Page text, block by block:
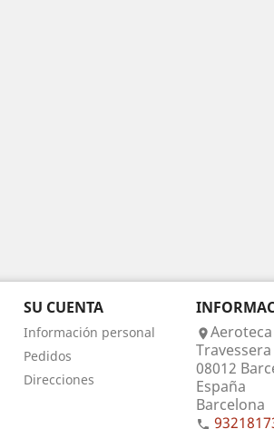
SU CUENTA
Información personal
Pedidos
Direcciones
Aeroteca
08012
España
Barcelona
